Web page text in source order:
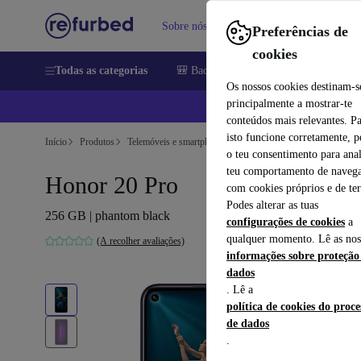
Preferências de
cookies
Os nossos cookies destinam-
principalmente a mostrar-te
conteúdos mais relevantes.
isto funcione corretamente,
o teu consentimento para
teu comportamento de
com cookies próprios e de
Podes alterar as tuas
configurações de cookies a
qualquer momento. Lê as
informações sobre
dados
. Lê a
política de cookies do
de dados
.
Sobre nós Vender Ajuda
Todas as categorias 🎒 Back to school
📱
Início Produtos Telemóveis e smartphones Telemóveis Honor
Honor 20 Pro
256 GB | phantom black
(A recolher avaliações)